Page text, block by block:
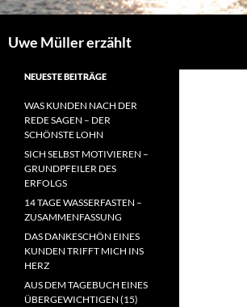
Uwe Müller erzählt
NEUESTE BEITRÄGE
WAS KUNDEN NACH DER
REDE SAGEN – DER
SCHÖNSTE LOHN
SICH SELBST MOTIVIEREN –
GRUNDPFEILER DES
ERFOLGS
14 TAGE WASSERFASTEN –
ZUSAMMENFASSUNG
DAS DANKESCHÖN EINES
KUNDEN TRIFFT MICH INS
HERZ
AUS DEM TAGEBUCH EINES
ÜBERGEWICHTIGEN (15)